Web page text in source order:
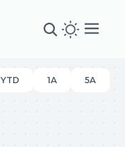
YTD 1A 5A